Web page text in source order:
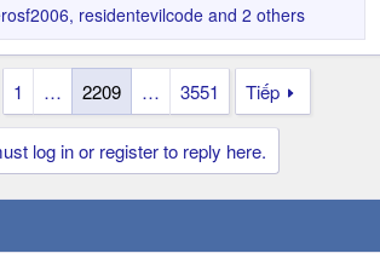
, residentevilcode and 2 others
1 … 2209 … 3551 Tiếp
log in or register to reply here.